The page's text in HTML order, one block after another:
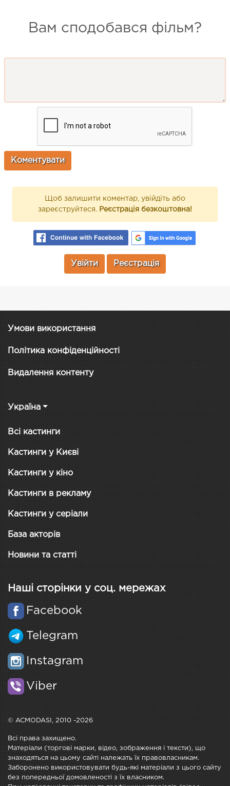
Вам сподобався фільм?
Щоб залишити коментар, увійдіть або
зареєструйтеся. Реєстрація безкоштовна!
Увійти Реєстрація
Умови використання
Політика конфіденційності
Видалення контенту
Україна
Всі кастинги
Кастинги у Києві
Кастинги у кіно
Кастинги в рекламу
Кастинги у серіали
База акторів
Новини та статті
Наші сторінки у соц. мережах
Facebook
Telegram
Instagram
Viber
© ACMODASI, 2010 -2026
Всі права захищено.
Матеріали (торгові марки, відео, зображення і тексти), що
знаходяться на цьому сайті належать їх правовласникам.
Заборонено використовувати будь-які матеріали з цього сайту
без попередньої домовленості з їх власником.